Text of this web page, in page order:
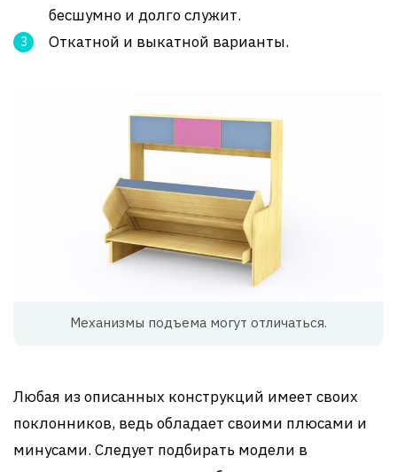
бесшумно и долго служит.
Откатной и выкатной варианты.
Механизмы подъема могут отличаться.
Любая из описанных конструкций имеет своих
поклонников, ведь обладает своими плюсами и
минусами. Следует подбирать модели в